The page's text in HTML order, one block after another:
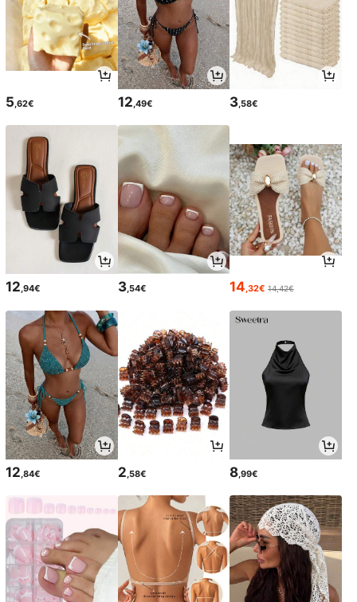
5,62€ 12,49€ 3,58€
12,94€ 3,54€ 14,32€ 14,42€
12 ,84€ 2 ,58€ 8 ,99€